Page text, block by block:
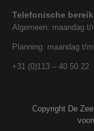
Telefonische
Algemeen: maandag
Planning: maandag t/
+31 (0)113 – 40 50 22
Copyright De